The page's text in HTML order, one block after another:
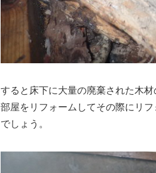
すると床下に大量の廃棄された木
部屋をリフォームしてその際にリ
でしょう。